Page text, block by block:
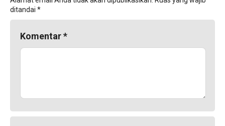
ditandai *
Komentar*